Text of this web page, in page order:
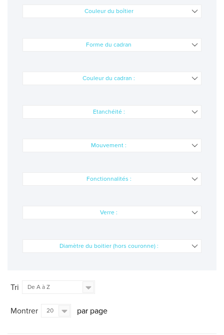
Couleur du boîtier
Forme du cadran
Couleur du cadran :
Etanchéité :
Mouvement :
Fonctionnalités :
Verre :
Diamètre du boitier (hors couronne) :
Tri De A à Z
Montrer 20 par page